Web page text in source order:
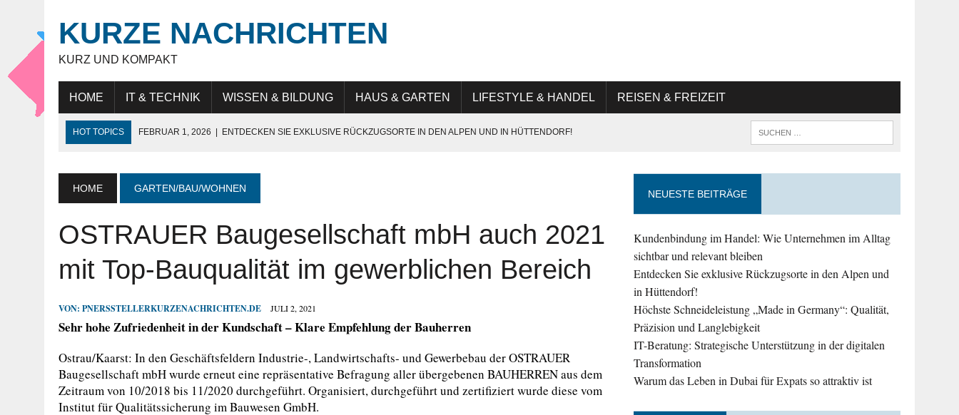
KURZE NACHRICHTEN
KURZ UND KOMPAKT
HOME IT & TECHNIK WISSEN & BILDUNG HAUS & GARTEN LIFESTYLE & HANDEL REISEN & FREIZEIT
HOT TOPICS FEBRUAR 1, 2026 ENTDECKEN SIE EXKLUSIVE RÜCKZUGSORTE IN DEN ALPEN UND IN HÜTTENDORF!
JULI 9, 2025 | WARUM DAS LEBEN IN DUBAI FÜR EXPATS SO ATTRAKTIV IST
MAI 18, 2026 | KUNDENBINDUNG IM HANDEL: WIE UNTERNEHMEN IM ALLTAG SICHTBAR UND RELEVANT BLEIBEN
HOME GARTEN/BAU/WOHNEN
OSTRAUER Baugesellschaft mbH auch 2021
mit Top-Bauqualität im gewerblichen Bereich
VON: PNERSSTELLERKURZENACHRICHTEN.DE JULI 2, 2021
Sehr hohe Zufriedenheit in der Kundschaft – Klare Empfehlung der Bauherren
Ostrau/Kaarst: In den Geschäftsfeldern Industrie-, Landwirtschafts- und Gewerbebau der OSTRAUER
Baugesellschaft mbH wurde erneut eine repräsentative Befragung aller übergebenen BAUHERREN aus dem
Zeitraum von 10/2018 bis 11/2020 durchgeführt. Organisiert, durchgeführt und zertifiziert wurde diese vom
Institut für Qualitätssicherung im Bauwesen GmbH.
NEUESTE BEITRÄGE
Kundenbindung im Handel: Wie Unternehmen im Alltag
sichtbar und relevant bleiben
Entdecken Sie exklusive Rückzugsorte in den Alpen und
in Hüttendorf!
Höchste Schneideleistung „Made in Germany“: Qualität,
Präzision und Langlebigkeit
IT-Beratung: Strategische Unterstützung in der digitalen
Transformation
Warum das Leben in Dubai für Expats so attraktiv ist